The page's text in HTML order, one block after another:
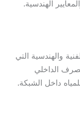
الهندسية.
والهندسية التي
الداخلي
داخل الشبكة.